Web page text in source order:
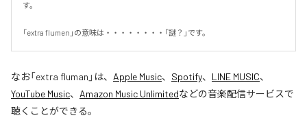
す。
「extra flumen」の意味は・・・・・・・・「謎？」です。
なお「extra fluman 」は、 Apple Music、 Spotify、 LINE MUSIC、
YouTube Music、 Amazon Music Unlimitedなどの音楽配信サービスで
聴くことができる。